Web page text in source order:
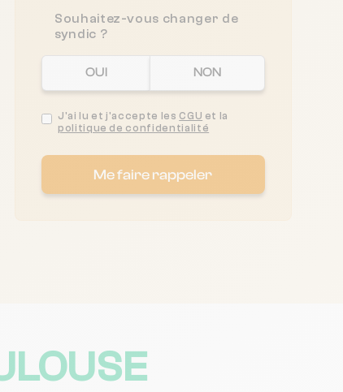
Souhaitez-vous changer de
syndic ?
OUI NON
J'ai lu et j'accepte les CGU et la
politique de confidentialité
Me faire rappeler